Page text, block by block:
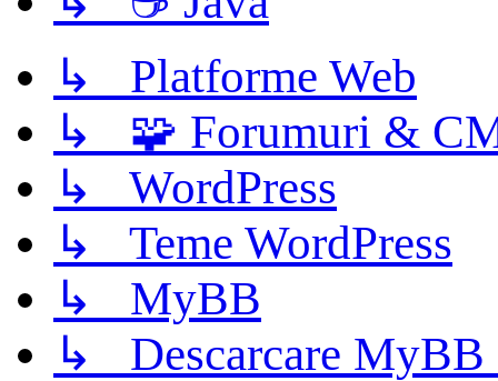
↳ Platforme Web
↳ 🧩 Forumuri &
↳ WordPress
↳ Teme WordPress
↳ MyBB
↳ Descarcare MyBB